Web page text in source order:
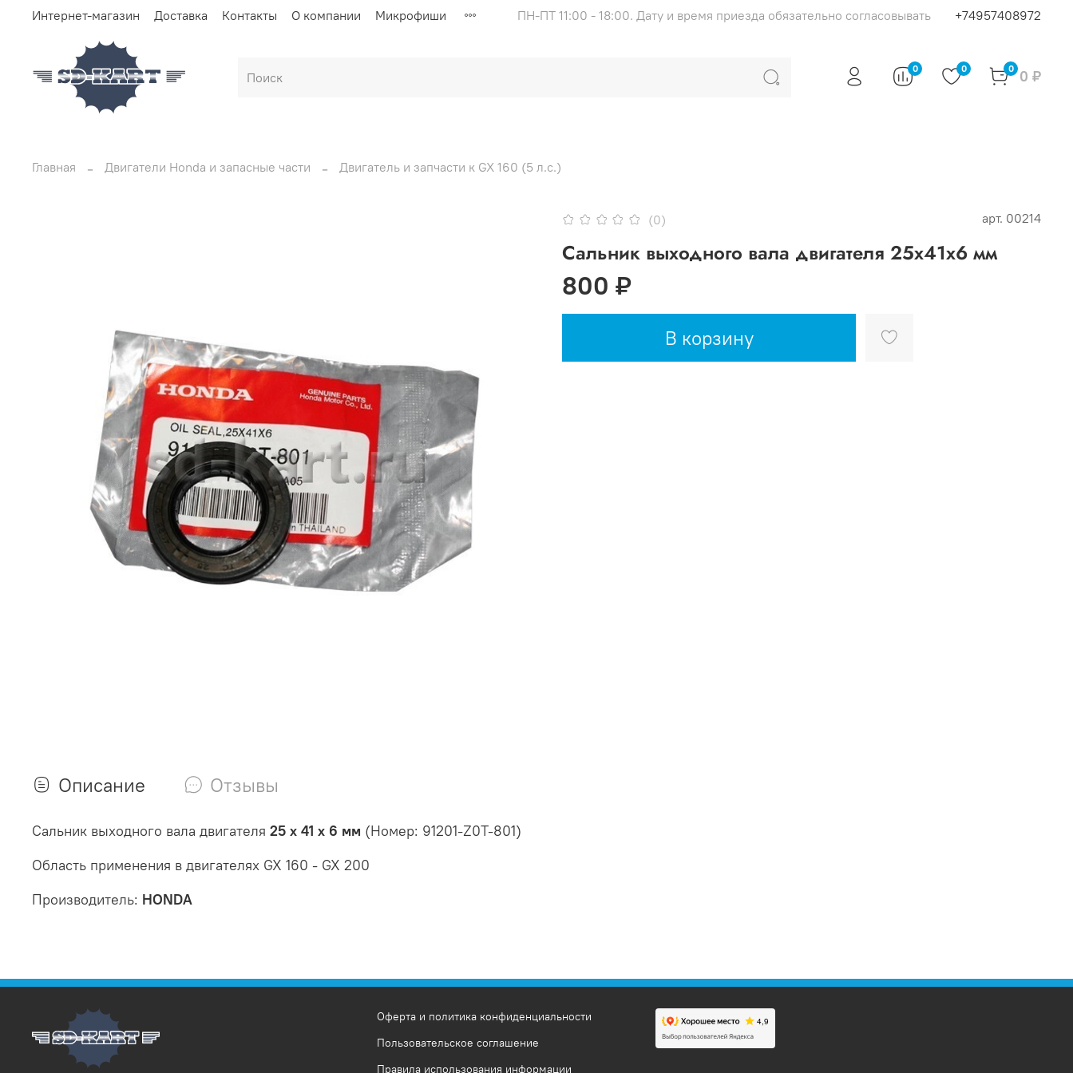
Интернет-магазин Доставка Контакты О компании Микрофиши ПН-ПТ 11:00 - 18:00. Дату и время приезда обязательно согласовывать +74957408972
0 0 0 0 ₽
Главная Двигатели Honda и запасные части Двигатель и запчасти к GX 160 (5 л.с.)
(0) арт. 00214
Сальник выходного вала двигателя 25х41х6 мм
800 ₽
В корзину
Описание Отзывы
Сальник выходного вала двигателя 25 х 41 х 6 мм (Номер: 91201-Z0T-801)
Область применения в двигателях GX 160 - GX 200
Производитель: HONDA
Оферта и политика конфиденциальности
Пользовательское соглашение
Правила использования информации